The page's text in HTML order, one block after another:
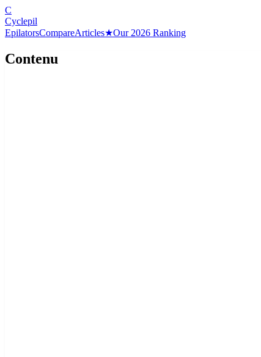
C
Cyclepil
EpilatorsCompareArticles★Our 2026 Ranking
Contenu